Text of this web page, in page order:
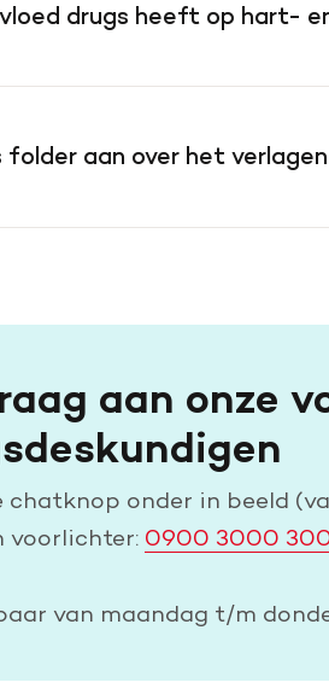
drugs heeft op hart-
folder aan over het
aan onze
onder in beeld
voorlichter: 0900 3000
van maandag t/m